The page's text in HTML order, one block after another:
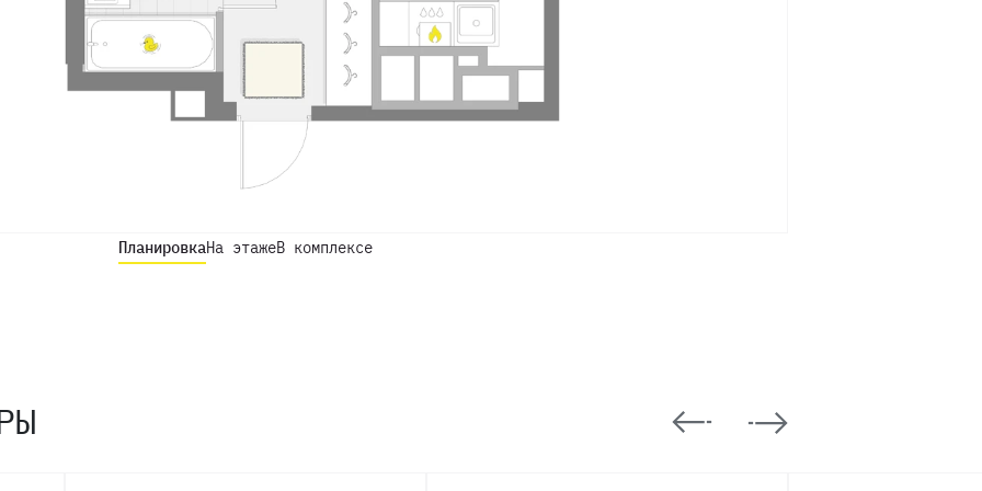
ПланировкаНа этажеВ комплексе